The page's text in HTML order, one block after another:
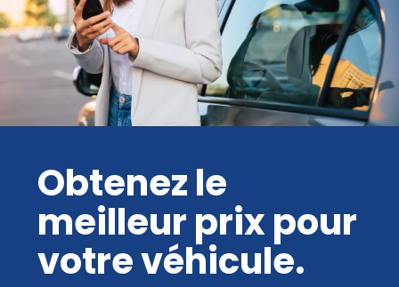
Obtenez le
meilleur prix pour
votre véhicule.